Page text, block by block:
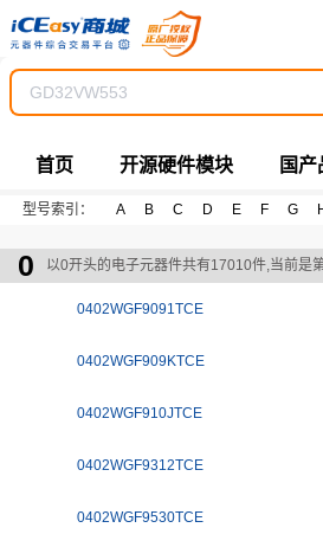
首页 开源硬件模块 国产
型号索引： A B C D E F G
0 以0开头的电子元器件共有17010件,当前是
0402WGF9091TCE
0402WGF909KTCE
0402WGF910JTCE
0402WGF9312TCE
0402WGF9530TCE